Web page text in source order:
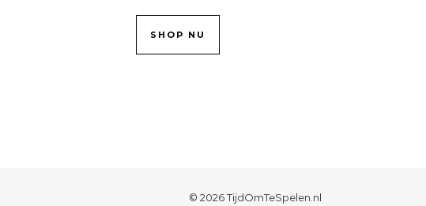
SHOP NU
© 2026 TijdOmTeSpelen.nl